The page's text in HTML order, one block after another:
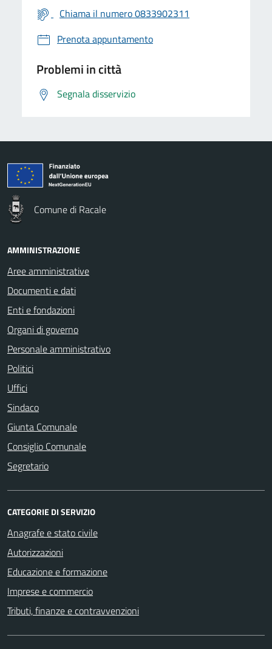
Chiama il numero 0833902311
Prenota appuntamento
Problemi in città
Segnala disservizio
Comune di Racale
AMMINISTRAZIONE
Aree amministrative
Documenti e dati
Enti e fondazioni
Organi di governo
Personale amministrativo
Politici
Uffici
Sindaco
Giunta Comunale
Consiglio Comunale
Segretario
CATEGORIE DI SERVIZIO
Anagrafe e stato civile
Autorizzazioni
Educazione e formazione
Imprese e commercio
Tributi, finanze e contravvenzioni